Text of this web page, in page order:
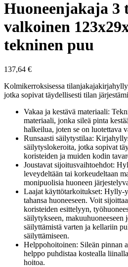
Huoneenjakaja 3
valkoinen
tekninen puu
137,64 €
Kolmikerroksisessa
jotka sopivat täydellisesti tilan
Vakaa ja kestävä materiaali:
materiaali, jonka sileä pinta
halkeilua, joten se on luotettava
Runsaasti säilytystilaa:
säilytyslokeroita, jotka sopivat
koristeiden ja muiden kodin
Joustavat sijoitusvaihtoehdot:
leveydeltään tai korkeudeltaan
monipuolisia huoneen
Laajat käyttötarkoitukset: Hylly-
tahansa huoneeseen. Voit
koristeiden esittelyyn,
säilytykseen, makuuhuoneeseen
säilyttämistä varten ja kellariin
säilyttämiseen.
Helppohoitoinen: Sileän pinnan
helppo puhdistaa kostealla
hoitoa.